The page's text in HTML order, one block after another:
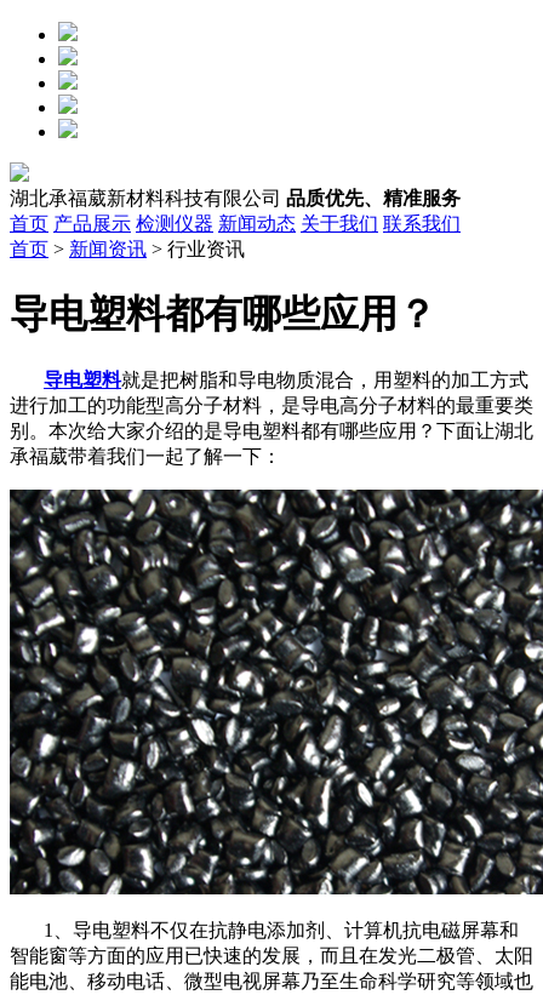
湖北承福葳新材料科技有限公司 品质优先、精准服务
首页 产品展示 检测仪器 新闻动态 关于我们 联系我们
首页 > 新闻资讯 > 行业资讯
导电塑料都有哪些应用？
导电塑料就是把树脂和导电物质混合，用塑料的加工方式
进行加工的功能型高分子材料，是导电高分子材料的最重要类
别。本次给大家介绍的是导电塑料都有哪些应用？下面让湖北
承福葳带着我们一起了解一下：
1、导电塑料不仅在抗静电添加剂、计算机抗电磁屏幕和
智能窗等方面的应用已快速的发展，而且在发光二极管、太阳
能电池、移动电话、微型电视屏幕乃至生命科学研究等领域也